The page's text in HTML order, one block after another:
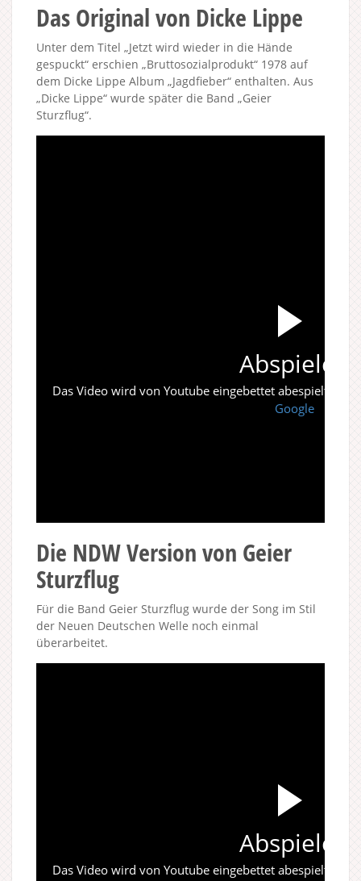
Das Original von Dicke Lippe
Unter dem Titel „Jetzt wird wieder in die Hände
gespuckt“ erschien „Bruttosozialprodukt“ 1978 auf
dem Dicke Lippe Album „Jagdfieber“ enthalten. Aus
„Dicke Lippe“ wurde später die Band „Geier
Sturzflug“.
Abspielen
Das Video wird von Youtube eingebettet abespielt. Es
Google
Die NDW Version von Geier
Sturzflug
Für die Band Geier Sturzflug wurde der Song im Stil
der Neuen Deutschen Welle noch einmal
überarbeitet.
Abspielen
Das Video wird von Youtube eingebettet abespielt. Es